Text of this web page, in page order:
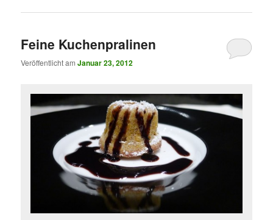
Feine Kuchenpralinen
Veröffentlicht amJanuar 23, 2012